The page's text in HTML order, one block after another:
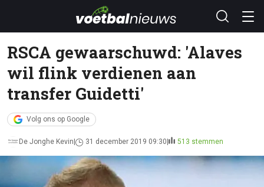
RSCA gewaarschuwd: 'Alaves
wil flink verdienen aan
transfer Guidetti'
Volg ons op Google
De Jonghe Kevin 31 december 2019 09:30 513 stemmen